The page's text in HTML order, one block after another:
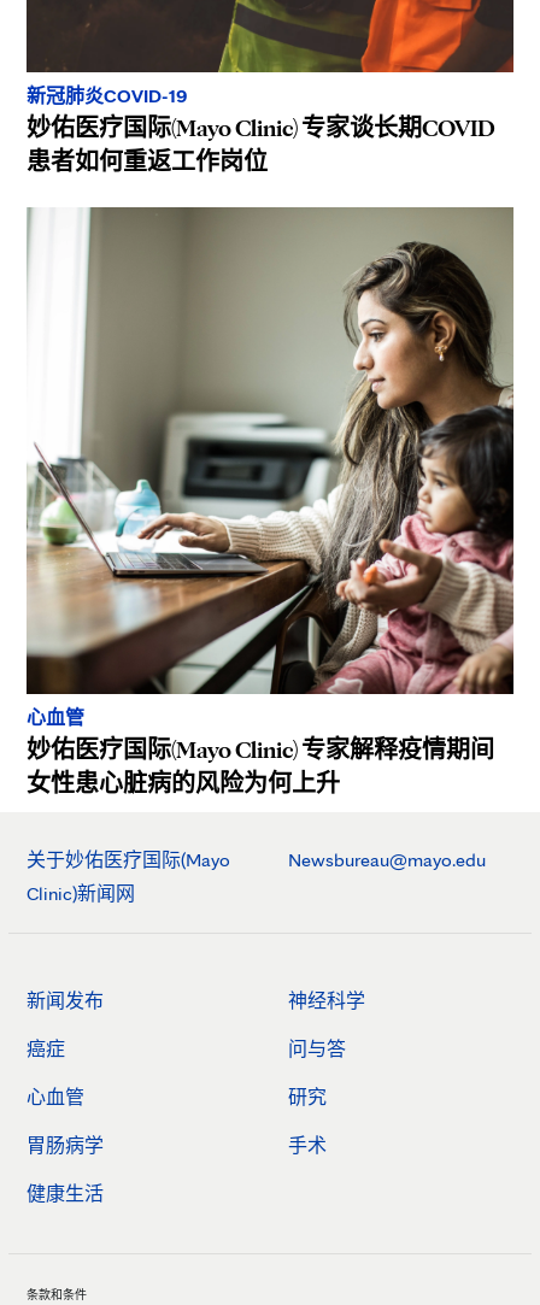
新冠肺炎COVID-19
妙佑医疗国际(Mayo Clinic) 专家谈长期COVID
患者如何重返工作岗位
心血管
妙佑医疗国际(Mayo Clinic) 专家解释疫情期间
女性患心脏病的风险为何上升
关于妙佑医疗国际(Mayo
Clinic)新闻网
Newsbureau@mayo.edu
新闻发布
癌症
心血管
胃肠病学
健康生活
神经科学
问与答
研究
手术
条款和条件